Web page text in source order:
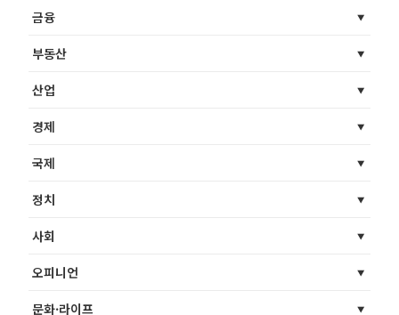
금융
부동산
산업
경제
국제
정치
사회
오피니언
문화·라이프